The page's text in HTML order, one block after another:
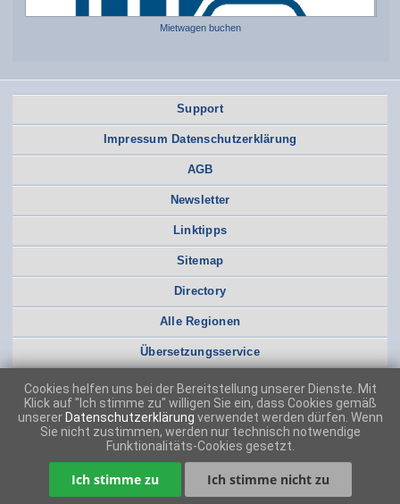
Mietwagen buchen
Support
Impressum Datenschutzerklärung
AGB
Newsletter
Linktipps
Sitemap
Directory
Alle Regionen
Übersetzungsservice
Cookies helfen uns bei der Bereitstellung unserer Dienste. Mit
Klick auf "Ich stimme zu" willigen Sie ein, dass Cookies gemäß
unserer Datenschutzerklärung verwendet werden dürfen. Wenn
Sie nicht zustimmen, werden nur technisch notwendige
Funktionalitäts-Cookies gesetzt.